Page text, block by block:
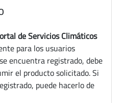
de Servicios Climáticos
para los usuarios
encuentra registrado, debe
el producto solicitado. Si
puede hacerlo de